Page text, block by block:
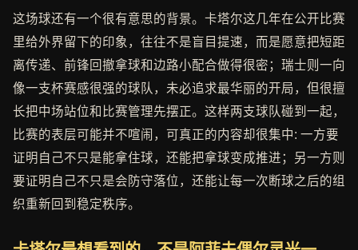
这场球还有一个很有意思的背景。卡塔尔这几年在公开比赛
里给外界留下的印象，往往不是盲目提速，而是愿意把短距
离传递、前锋回撤拿球和边路小配合做得很密；瑞士则一向
像一支杯赛感很强的球队，未必追求最华丽的开局，但很擅
长把中场站位和比赛管理先摆正。这样两支球队碰到一起，
比赛的表层可能并不喧闹，可真正的内容却很集中: 一方要
证明自己不只是能拿住球，还能把拿球变成推进；另一方则
要证明自己不只是会防守落位，还能让每一次断球之后的组
织重新回到稳定秩序。